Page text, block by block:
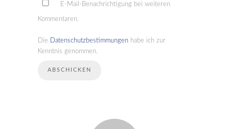
E-Mail-Benachrichtigung bei weiteren
Kommentaren.
Die Datenschutzbestimmungen habe ich zur
Kenntnis genommen.